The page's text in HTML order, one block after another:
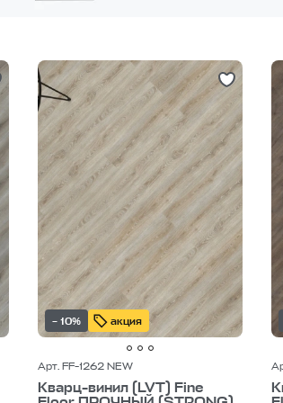
– 10% акция
Арт. FF-1262 NEW
Кварц-винил (LVT) Fine